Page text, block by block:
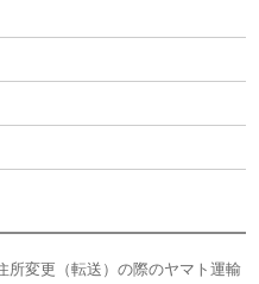
所変更（転送）の際のヤマト運輸